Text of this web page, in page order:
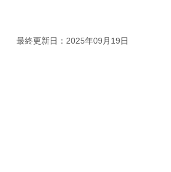
最終更新日：2025年09月19日